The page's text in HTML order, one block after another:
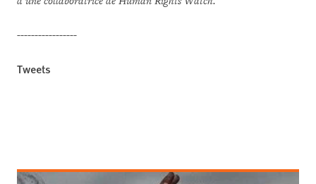
-----------------
Tweets